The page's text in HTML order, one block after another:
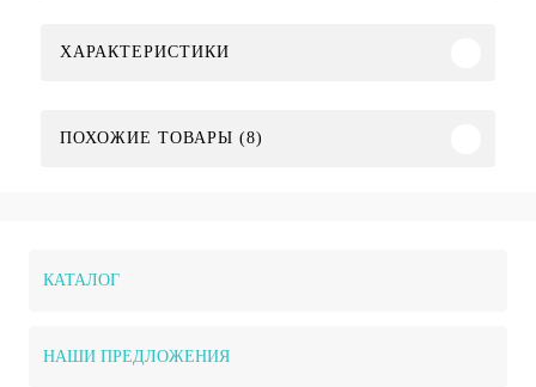
ХАРАКТЕРИСТИКИ
ПОХОЖИЕ ТОВАРЫ (8)
КАТАЛОГ
НАШИ ПРЕДЛОЖЕНИЯ